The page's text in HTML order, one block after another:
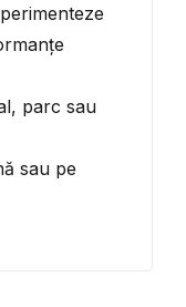
parc sau
sau pe